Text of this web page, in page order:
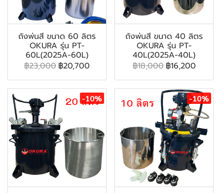
ถังพ่นสี ขนาด 60 ลิตร
OKURA รุ่น PT-
60L(2025A-60L)
฿23,000 ฿20,700
ถังพ่นสี ขนาด 40 ลิตร
OKURA รุ่น PT-
40L(2025A-40L)
฿18,000 ฿16,200
-10% -10%